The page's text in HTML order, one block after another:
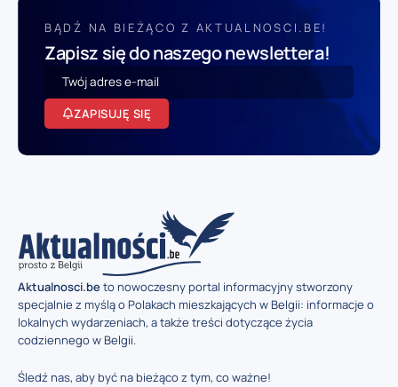
BĄDŹ NA BIEŻĄCO Z AKTUALNOSCI.BE!
Zapisz się do naszego newslettera!
ZAPISUJĘ SIĘ
Aktualnosci.beto nowoczesny portal informacyjny stworzony
specjalnie z myślą o Polakach mieszkających w Belgii: informacje o
lokalnych wydarzeniach, a także treści dotyczące życia
codziennego w Belgii.
Śledź nas, aby być na bieżąco z tym, co ważne!